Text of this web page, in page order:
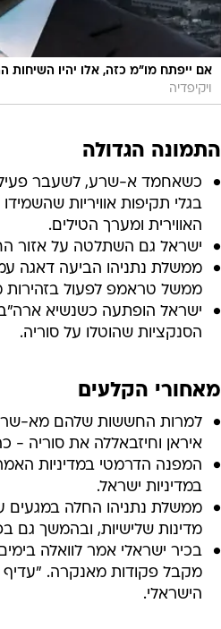
אם ייפתח מו"מ כזה, אלו יהיו השיחות
ויקיפדיה
התמונה הגדולה
כשאחמד א-שרע, לשעבר פעיל
בגלי תקיפות אוויריות
האווירית ומערך הטילים.
ישראל גם השתלטה על אזור
ממשלת נתניהו הביעה דאגה
ממשל טראמפ לפעול בזהירות
ישראל הופתעה כשנשיא
הסנקציות שהוטלו על סוריה.
מאחורי הקלעים
למרות החששות שלהם מא-שרע,
איראן וחיזבאללה את סוריה -
המפנה הדרמטי במדיניות
במדיניות ישראל.
ממשלת נתניהו החלה
מדינות שלישיות, ובהמשך גם
בכיר ישראלי אמר לוואלה
מקבל פקודות מאנקרה. "עדיף
הישראלי.